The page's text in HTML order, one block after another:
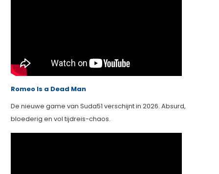
Romeo Is a Dead Man
De nieuwe game van Suda51 verschijnt in 2026. Absurd,
bloederig en vol tijdreis-chaos.